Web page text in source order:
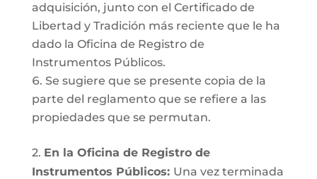
adquisición, junto con el Certificado de
Libertad y Tradición más reciente que le ha
dado la Oficina de Registro de
Instrumentos Públicos.
Se sugiere que se presente copia de la
parte del reglamento que se refiere a las
propiedades que se permutan.
2. En la Oficina de Registro de
Instrumentos Públicos: Una vez terminada